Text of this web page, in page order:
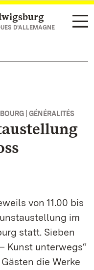
D’ALLEMAGNE
| GÉNÉRALITÉS
von 11.00 bis
im
statt. Sieben
Kunst unterwegs“
die Werke